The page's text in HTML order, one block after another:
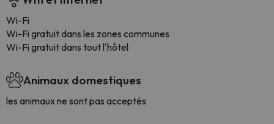
Wi-Fi
Wi-Fi gratuit dans les zones communes
Wi-Fi gratuit dans tout l'hôtel
Animaux domestiques
les animaux ne sont pas acceptés